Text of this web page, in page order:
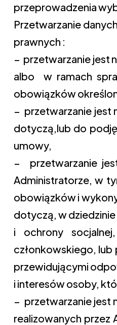
przeprowadzenia
Przetwarzanie
prawnych :
− przetwarzanie jest
albo w ramach
obowiązków
− przetwarzanie jest
dotyczą,lub do
umowy,
− przetwarzanie
Administratorze, w
obowiązków i
dotyczą, w
i ochrony
członkowskiego,
przewidującymi
i interesów osoby,
− przetwarzanie jest
realizowanych przez